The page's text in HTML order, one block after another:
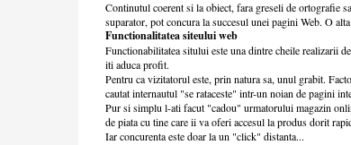
Continutul coerent si la obiect, fara greseli de ortografie
suparator, pot concura la succesul unei pagini Web. O
Functionalitatea siteului web
Functionabilitatea sitului este una dintre cheile realizarii
iti aduca profit.
Pentru ca vizitatorul este, prin natura sa, unul grabit.
cautat internautul "se rataceste" intr-un noian de pagini
Pur si simplu l-ati facut "cadou" urmatorului magazin
de piata cu tine care ii va oferi accesul la produs dorit
Iar concurenta este doar la un "click" distanta...